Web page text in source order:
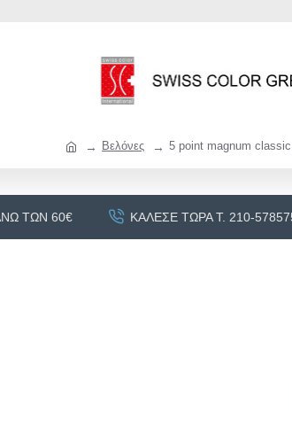
Βελόνες 5 point magnum classic
ΤΩΝ 60€ ΚΆΛΕΣΕ ΤΏΡΑ Τ. 210-